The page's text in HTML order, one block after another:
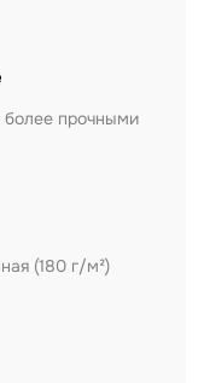
более прочными
(180 г/м²)